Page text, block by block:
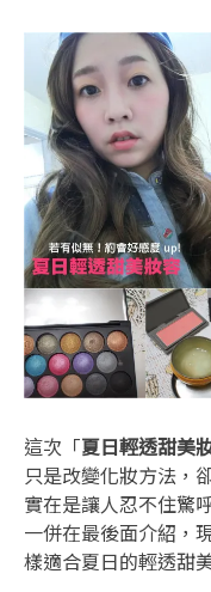
這次「夏日輕透甜美
只是改變化妝方法，
實在是讓人忍不住驚
一併在最後面介紹，
樣適合夏日的輕透甜